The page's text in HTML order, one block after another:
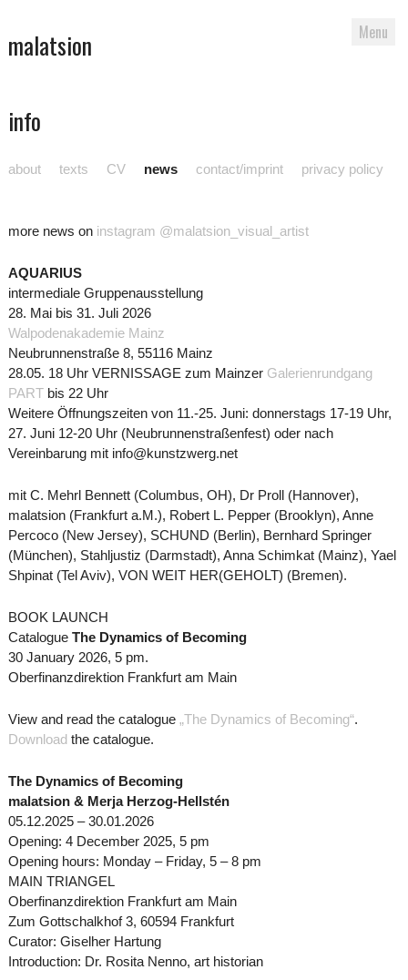
malatsion Menu
to
content
info
about texts CV news contact/imprint privacy policy
more news on instagram @malatsion_visual_artist
AQUARIUS
intermediale Gruppenausstellung
28. Mai bis 31. Juli 2026
Walpodenakademie Mainz
Neubrunnenstraße 8, 55116 Mainz
28.05. 18 Uhr VERNISSAGE zum Mainzer Galerienrundgang
PARTbis 22 Uhr
Weitere Öffnungszeiten von 11.-25. Juni: donnerstags 17-19 Uhr,
27. Juni 12-20 Uhr (Neubrunnenstraßenfest) oder nach
Vereinbarung mit info@kunstzwerg.net
mit C. Mehrl Bennett (Columbus, OH), Dr Proll (Hannover),
malatsion (Frankfurt a.M.), Robert L. Pepper (Brooklyn), Anne
Percoco (New Jersey), SCHUND (Berlin), Bernhard Springer
(München), Stahljustiz (Darmstadt), Anna Schimkat (Mainz), Yael
Shpinat (Tel Aviv), VON WEIT HER(GEHOLT) (Bremen).
BOOK LAUNCH
Catalogue The Dynamics of Becoming
30 January 2026, 5 pm.
Oberfinanzdirektion Frankfurt am Main
View and read the catalogue „The Dynamics of Becoming“.
Download the catalogue.
The Dynamics of Becoming
malatsion & Merja Herzog-Hellstén
05.12.2025 – 30.01.2026
Opening: 4 December 2025, 5 pm
Opening hours: Monday – Friday, 5 – 8 pm
MAIN TRIANGEL
Oberfinanzdirektion Frankfurt am Main
Zum Gottschalkhof 3, 60594 Frankfurt
Curator: Giselher Hartung
Introduction: Dr. Rosita Nenno, art historian